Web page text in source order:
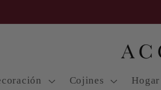
Cojines Hogar